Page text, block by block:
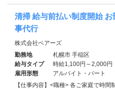
清掃 給与前払い制度開始
事代行
株式会社ベアーズ
勤務地
札幌市 手稲区
給与タイプ
時給1,100円～2,000円
雇用形態
アルバイト・パート
【仕事内容】<職種> 各ご家庭で時間